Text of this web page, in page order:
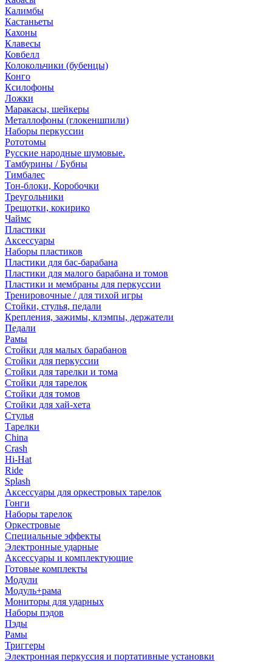
Калимбы
Кастаньеты
Кахоны
Клавесы
Ковбелл
Колокольчики (бубенцы)
Конго
Ксилофоны
Ложки
Маракасы, шейкеры
Металлофоны (глокеншпили)
Наборы перкуссии
Рототомы
Русские народные шумовые.
Тамбурины / Бубны
Тимбалес
Тон-блоки, Коробочки
Треугольники
Трещотки, кокирико
Чаймс
Пластики
Аксессуары
Наборы пластиков
Пластики для бас-барабана
Пластики для малого барабана и томов
Пластики и мембраны для перкуссии
Тренировочные / для тихой игры
Стойки, стулья, педали
Крепления, зажимы, клэмпы, держатели
Педали
Рамы
Стойки для малых барабанов
Стойки для перкуссии
Стойки для тарелки и тома
Стойки для тарелок
Стойки для томов
Стойки для хай-хета
Стулья
Тарелки
China
Crash
Hi-Hat
Ride
Splash
Аксессуары для оркестровых тарелок
Гонги
Наборы тарелок
Оркестровые
Специальные эффекты
Электронные ударные
Аксессуары и комплектующие
Готовые комплекты
Модули
Модуль+рама
Мониторы для ударных
Наборы пэдов
Пэды
Рамы
Триггеры
Электронная перкуссия и портативные установки